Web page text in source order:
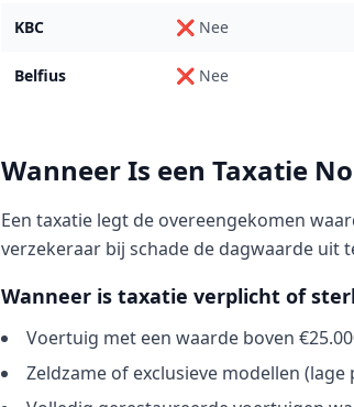
KBC ❌ Nee
Belfius ❌ Nee
Wanneer Is een Taxatie
Een taxatie legt de overeengekomen
verzekeraar bij schade de dagwaarde uit
Wanneer is taxatie verplicht of
Voertuig met een waarde boven
Zeldzame of exclusieve modellen